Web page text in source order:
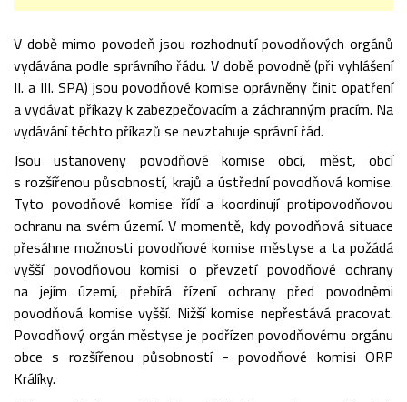
V době mimo povodeň jsou rozhodnutí povodňových orgánů
vydávána podle správního řádu. V době povodně (při vyhlášení
II. a III. SPA) jsou povodňové komise oprávněny činit opatření
a vydávat příkazy k zabezpečovacím a záchranným pracím. Na
vydávání těchto příkazů se nevztahuje správní řád.
Jsou ustanoveny povodňové komise obcí, měst, obcí
s rozšířenou působností, krajů a ústřední povodňová komise.
Tyto povodňové komise řídí a koordinují protipovodňovou
ochranu na svém území. V momentě, kdy povodňová situace
přesáhne možnosti povodňové komise městyse a ta požádá
vyšší povodňovou komisi o převzetí povodňové ochrany
na jejím území, přebírá řízení ochrany před povodněmi
povodňová komise vyšší. Nižší komise nepřestává pracovat.
Povodňový orgán městyse je podřízen povodňovému orgánu
obce s rozšířenou působností - povodňové komisi ORP
Králíky.